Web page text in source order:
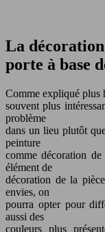
La
porte à base
Comme expliqué plus
souvent plus
problème
dans un lieu plutôt
peinture
comme décoration
élément de
décoration de la
envies, on
pourra opter pour
aussi des
couleurs plus